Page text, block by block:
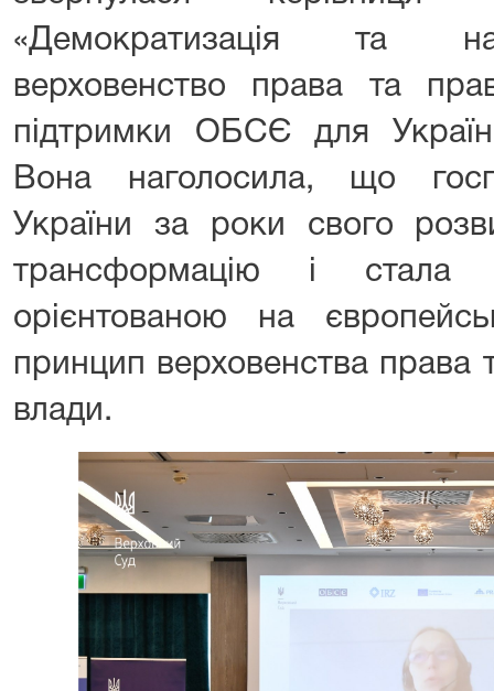
«Демократизація та
верховенство права та
підтримки ОБСЄ для
Вона наголосила, що
України за роки свого
трансформацію і стала
орієнтованою на
принцип верховенства права
влади.